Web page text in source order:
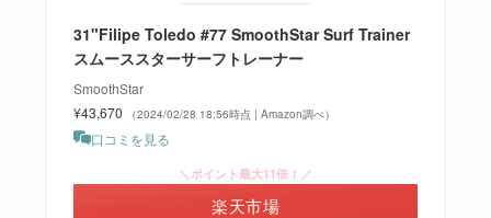
31"Filipe Toledo #77 SmoothStar Surf Trainer
スムーススターサーフトレーナー
SmoothStar
¥43,670
（2024/02/28 18:56時点 | Amazon調べ）
口コミを見る
＼ポイント最大11倍！／
楽天市場